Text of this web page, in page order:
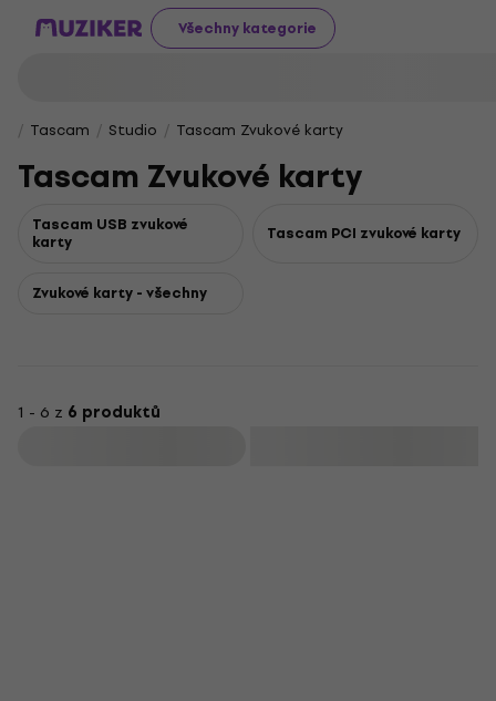
Všechny kategorie
Tascam Studio Tascam Zvukové karty
Tascam Zvukové karty
Tascam USB zvukové
karty Tascam PCI zvukové karty
Zvukové karty - všechny
1 - 6 z 6 produktů